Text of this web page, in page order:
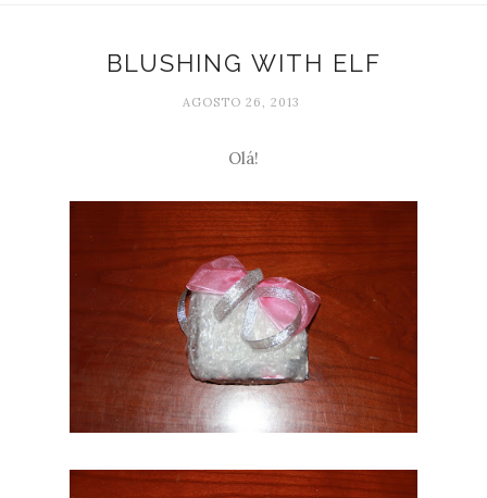
BLUSHING WITH ELF
AGOSTO 26, 2013
Olá!